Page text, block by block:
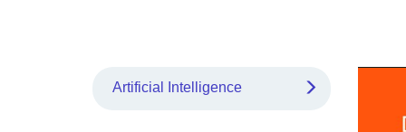
Artificial Intelligence